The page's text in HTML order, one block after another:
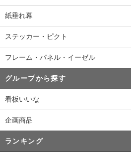
紙垂れ幕
ステッカー・ピクト
フレーム・パネル・イーゼル
グループから探す
看板いいな
企画商品
ランキング